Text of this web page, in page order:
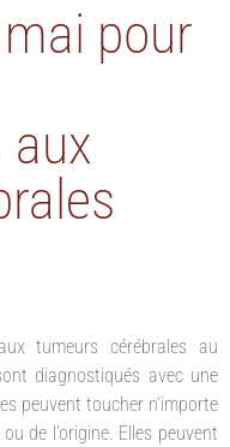
pour
aux
tumeurs cérébrales au
diagnostiqués avec une
peuvent toucher n’importe
de l’origine. Elles peuvent